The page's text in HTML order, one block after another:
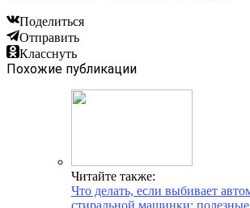
Поделиться
Отправить
Класснуть
Похожие публикации
Читайте также:
Что делать, если выбивает
стиральной машинки: